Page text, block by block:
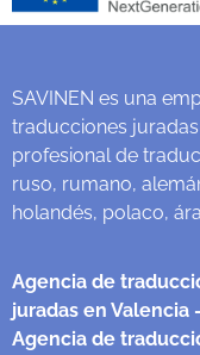
SAVINEN es una
traducciones
profesional de
ruso, rumano,
holandés, polaco,
Agencia de
juradas en Valencia
Agencia de